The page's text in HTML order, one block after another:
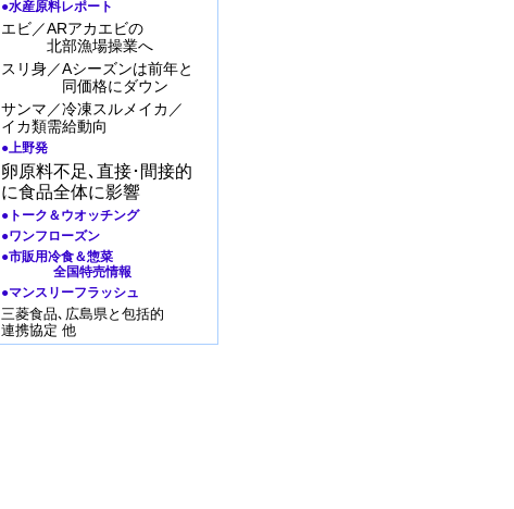
●水産原料レポート
エビ／ARアカエビの
北部漁場操業へ
スリ身／Aシーズンは前年と
同価格にダウン
サンマ／冷凍スルメイカ／
イカ類需給動向
●上野発
卵原料不足､直接･間接的
に食品全体に影響
●トーク＆ウオッチング
●ワンフローズン
●市販用冷食＆惣菜
全国特売情報
●マンスリーフラッシュ
三菱食品､広島県と包括的
連携協定 他